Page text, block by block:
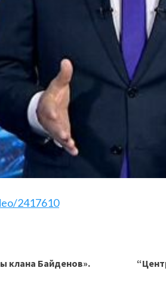
2417610
клана Байденов».